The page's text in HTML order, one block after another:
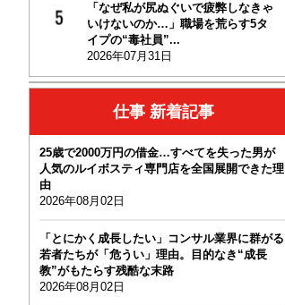
「なぜ私が尻ぬぐいで疲弊しなきゃ
いけないのか…」職場を荒らす5タ
イプの“毒社員”...
2026年07月31日
仕事 新着記事
25歳で2000万円の借金…すべてを失った男が
人気のルイボスティ専門店を全国展開できた理
由
2026年08月02日
「とにかく成長したい」コンサル業界に群がる
若者たちが「危うい」理由。目的なき“成長
教”がもたらす残酷な末路
2026年08月02日